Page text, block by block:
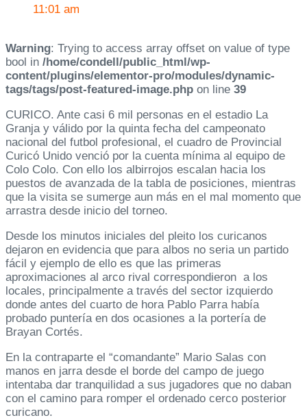
11:01 am
Warning: Trying to access array offset on value of type
bool in /home/condell/public_html/wp-
content/plugins/elementor-pro/modules/dynamic-
tags/tags/post-featured-image.php on line 39
CURICO. Ante casi 6 mil personas en el estadio La
Granja y válido por la quinta fecha del campeonato
nacional del futbol profesional, el cuadro de Provincial
Curicó Unido venció por la cuenta mínima al equipo de
Colo Colo. Con ello los albirrojos escalan hacia los
puestos de avanzada de la tabla de posiciones, mientras
que la visita se sumerge aun más en el mal momento que
arrastra desde inicio del torneo.
Desde los minutos iniciales del pleito los curicanos
dejaron en evidencia que para albos no seria un partido
fácil y ejemplo de ello es que las primeras
aproximaciones al arco rival correspondieron a los
locales, principalmente a través del sector izquierdo
donde antes del cuarto de hora Pablo Parra había
probado puntería en dos ocasiones a la portería de
Brayan Cortés.
En la contraparte el “comandante” Mario Salas con
manos en jarra desde el borde del campo de juego
intentaba dar tranquilidad a sus jugadores que no daban
con el camino para romper el ordenado cerco posterior
curicano.